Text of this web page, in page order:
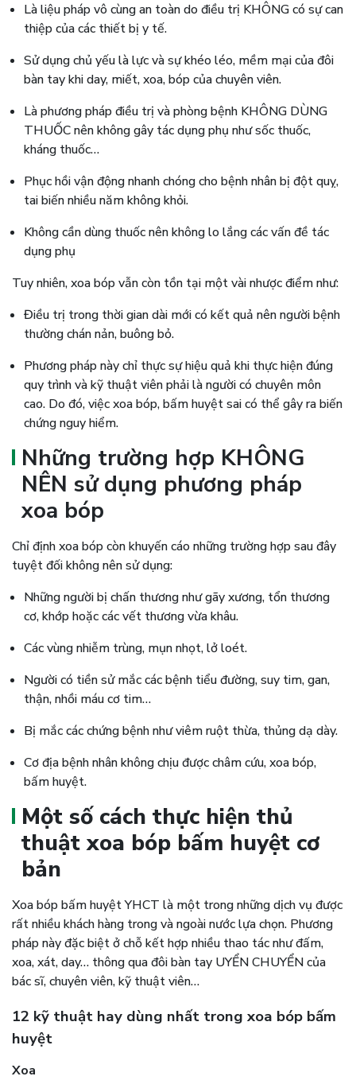
Là liệu pháp vô cùng an toàn do điều trị KHÔNG có sự can
thiệp của các thiết bị y tế.
Sử dụng chủ yếu là lực và sự khéo léo, mềm mại của đôi
bàn tay khi day, miết, xoa, bóp của chuyên viên.
Là phương pháp điều trị và phòng bệnh KHÔNG DÙNG
THUỐC nên không gây tác dụng phụ như sốc thuốc,
kháng thuốc…
Phục hồi vận động nhanh chóng cho bệnh nhân bị đột quỵ,
tai biến nhiều năm không khỏi.
Không cần dùng thuốc nên không lo lắng các vấn đề tác
dụng phụ
Tuy nhiên, xoa bóp vẫn còn tồn tại một vài nhược điểm như:
Điều trị trong thời gian dài mới có kết quả nên người bệnh
thường chán nản, buông bỏ.
Phương pháp này chỉ thực sự hiệu quả khi thực hiện đúng
quy trình và kỹ thuật viên phải là người có chuyên môn
cao. Do đó, việc xoa bóp, bấm huyệt sai có thể gây ra biến
chứng nguy hiểm.
Những trường hợp KHÔNG
NÊN sử dụng phương pháp
xoa bóp
Chỉ định xoa bóp còn khuyến cáo những trường hợp sau đây
tuyệt đối không nên sử dụng:
Những người bị chấn thương như gãy xương, tổn thương
cơ, khớp hoặc các vết thương vừa khâu.
Các vùng nhiễm trùng, mụn nhọt, lở loét.
Người có tiền sử mắc các bệnh tiểu đường, suy tim, gan,
thận, nhồi máu cơ tim…
Bị mắc các chứng bệnh như viêm ruột thừa, thủng dạ dày.
Cơ địa bệnh nhân không chịu được châm cứu, xoa bóp,
bấm huyệt.
Một số cách thực hiện thủ
thuật xoa bóp bấm huyệt cơ
bản
Xoa bóp bấm huyệt YHCT là một trong những dịch vụ được
rất nhiều khách hàng trong và ngoài nước lựa chọn. Phương
pháp này đặc biệt ở chỗ kết hợp nhiều thao tác như đấm,
xoa, xát, day… thông qua đôi bàn tay UYỂN CHUYỂN của
bác sĩ, chuyên viên, kỹ thuật viên…
12 kỹ thuật hay dùng nhất trong xoa bóp bấm
huyệt
Xoa